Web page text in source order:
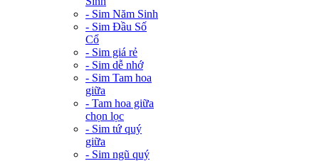
- Sim Năm Sinh
- Sim Đầu Số
Cổ
- Sim giá rẻ
- Sim dễ nhớ
- Sim Tam hoa
giữa
- Tam hoa giữa
chọn lọc
- Sim tứ quý
giữa
- Sim ngũ quý